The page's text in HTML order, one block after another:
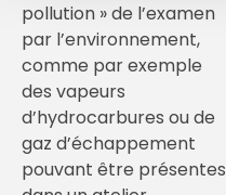
pollution » de l’examen
par l’environnement,
comme par exemple
des vapeurs
d’hydrocarbures ou de
gaz d’échappement
pouvant être présentes